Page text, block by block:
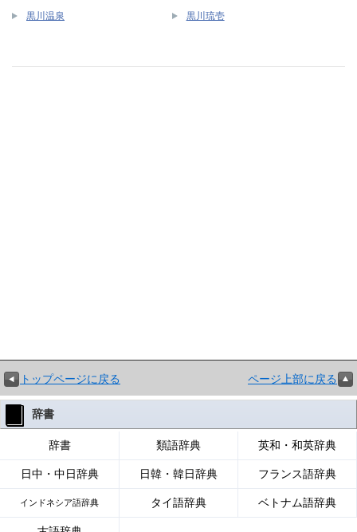
黒川温泉 黒川琉壱
トップページに戻る ページ上部に戻る
辞書
辞書 類語辞典 英和・和英辞典
日中・中日辞典 日韓・韓日辞典 フランス語辞典
インドネシア語辞典 タイ語辞典 ベトナム語辞典